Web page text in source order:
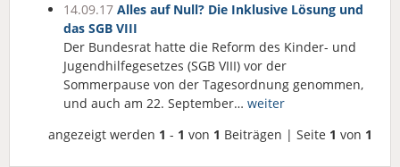
14.09.17 Alles auf Null? Die Inklusive Lösung und
das SGB VIII
Der Bundesrat hatte die Reform des Kinder- und
Jugendhilfegesetzes (SGB VIII) vor der
Sommerpause von der Tagesordnung genommen,
und auch am 22. September… weiter
angezeigt werden 1 - 1 von 1 Beiträgen | Seite 1 von 1